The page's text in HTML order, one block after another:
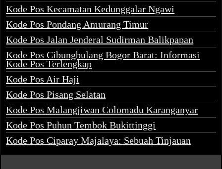
Kode Pos Kecamatan Kedunggalar Ngawi
Kode Pos Pondang Amurang Timur
Kode Pos Jalan Jenderal Sudirman Balikpapan
Kode Pos Cibungbulang Bogor Barat: Informasi
Kode Pos Terlengkap
Kode Pos Air Haji
Kode Pos Pisang Selatan
Kode Pos Malangjiwan Colomadu Karanganyar
Kode Pos Puhun Tembok Bukittinggi
Kode Pos Ciparay Majalaya: Sebuah Tinjauan